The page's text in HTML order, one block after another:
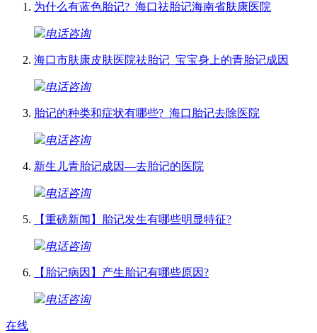
为什么有蓝色胎记?_海口祛胎记海南省肤康医院
电话咨询
海口市肤康皮肤医院祛胎记_宝宝身上的青胎记成因
电话咨询
胎记的种类和症状有哪些?_海口胎记去除医院
电话咨询
新生儿青胎记成因—去胎记的医院
电话咨询
【重磅新闻】胎记发生有哪些明显特征?
电话咨询
【胎记病因】产生胎记有哪些原因?
电话咨询
在线